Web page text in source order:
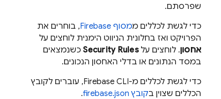
שפרסתם.
כדי לגשת לכללים ממסוף Firebase, בוחרים את
הפרויקט ואז בחלונית הניווט הימנית לוחצים על
אחסון. לוחצים עלSecurity Rulesכשנמצאים
במסד הנתונים או בדלי האחסון הנכונים.
כדי לגשת לכללים מ-CLI‏
Firebase, עוברים לקובץ
הכללים שצוין בקובץ firebase.json .